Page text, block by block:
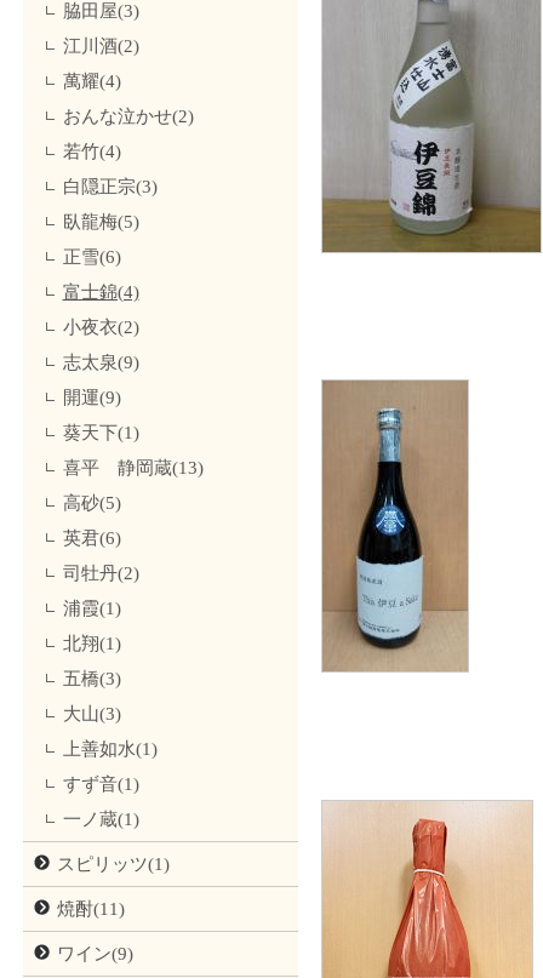
脇田屋(3)
江川酒(2)
萬耀(4)
おんな泣かせ(2)
若竹(4)
白隠正宗(3)
臥龍梅(5)
正雪(6)
富士錦(4)
小夜衣(2)
志太泉(9)
開運(9)
葵天下(1)
喜平 静岡蔵(13)
高砂(5)
英君(6)
司牡丹(2)
浦霞(1)
北翔(1)
五橋(3)
大山(3)
上善如水(1)
すず音(1)
一ノ蔵(1)
スピリッツ(1)
焼酎(11)
ワイン(9)